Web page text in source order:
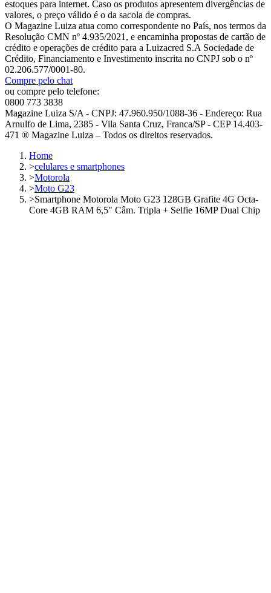
estoques para internet. Caso os produtos apresentem divergências de
valores, o preço válido é o da sacola de compras.
O Magazine Luiza atua como correspondente no País, nos termos da
Resolução CMN nº 4.935/2021, e encaminha propostas de cartão de
crédito e operações de crédito para a Luizacred S.A Sociedade de
Crédito, Financiamento e Investimento inscrita no CNPJ sob o nº
02.206.577/0001-80.
Compre pelo chat
ou compre pelo telefone:
0800 773 3838
Magazine Luiza S/A - CNPJ: 47.960.950/1088-36 - Endereço: Rua
Arnulfo de Lima, 2385 - Vila Santa Cruz, Franca/SP - CEP 14.403-
471 ® Magazine Luiza – Todos os direitos reservados.
Home
>celulares e smartphones
>Motorola
>Moto G23
>Smartphone Motorola Moto G23 128GB Grafite 4G Octa-
Core 4GB RAM 6,5" Câm. Tripla + Selfie 16MP Dual Chip